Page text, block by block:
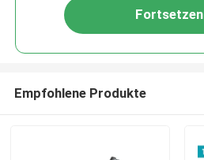
Fortsetzen
Empfohlene Produkte